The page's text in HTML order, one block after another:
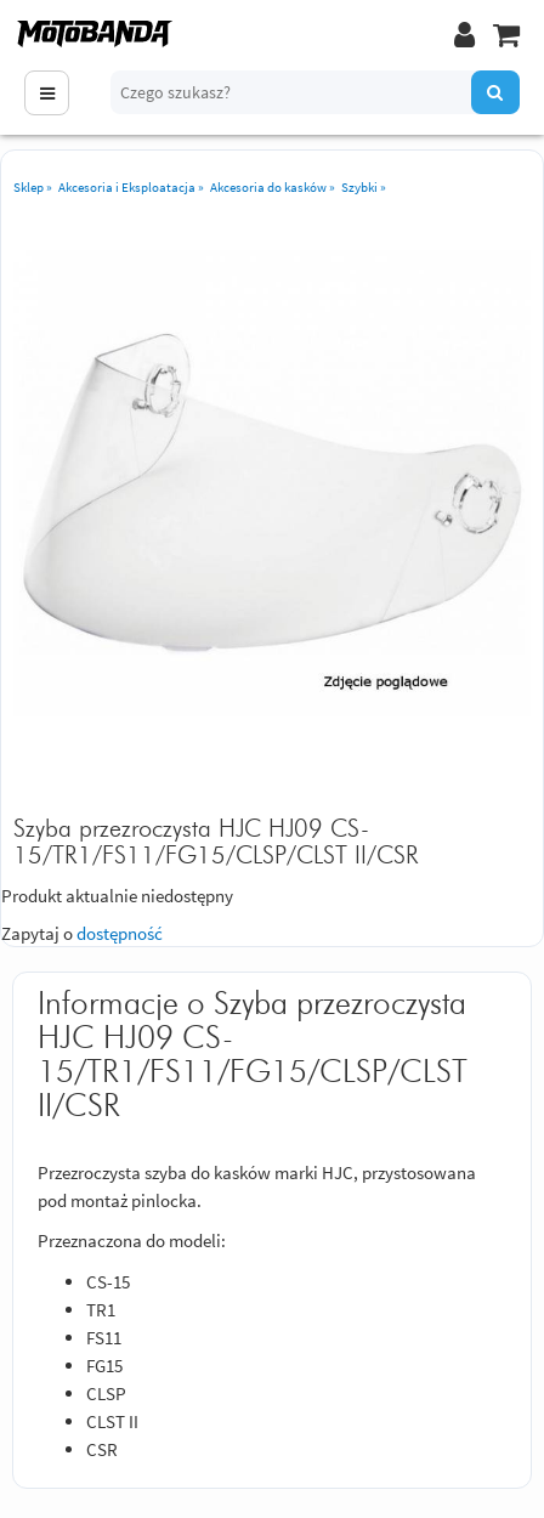
Sklep» Akcesoria i Eksploatacja » Akcesoria do kasków» Szybki »
Szyba przezroczysta HJC HJ09 CS-
15/TR1/FS11/FG15/CLSP/CLST II/CSR
Produkt aktualnie niedostępny
Zapytaj odostępność
Informacje o Szyba przezroczysta
HJC HJ09 CS-
15/TR1/FS11/FG15/CLSP/CLST
II/CSR
Przezroczysta szyba do kasków marki HJC, przystosowana
pod montaż pinlocka.
Przeznaczona do modeli:
CS-15
TR1
FS11
FG15
CLSP
CLST II
CSR